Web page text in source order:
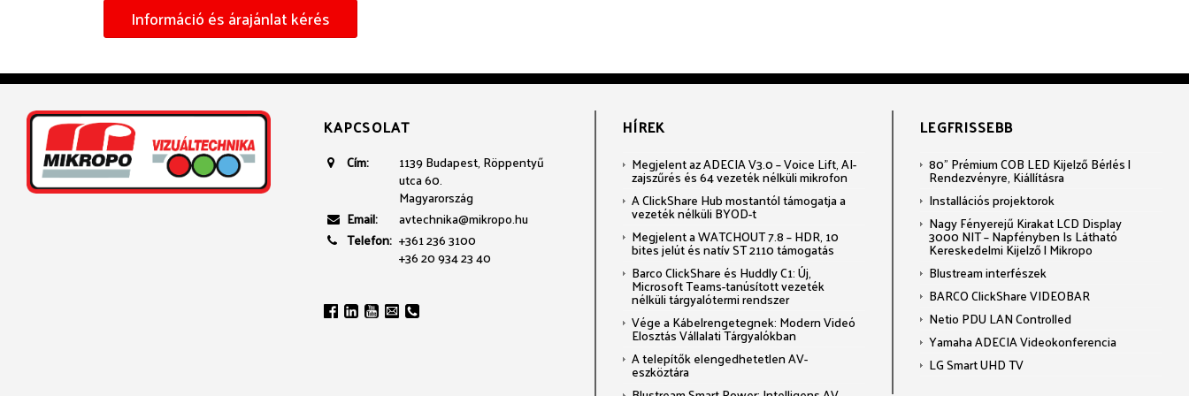
Információ és árajánlat kérés
KAPCSOLAT
Cím:
1139 Budapest, Röppentyű
utca 60.
Magyarország
Email:
avtechnika@mikropo.hu
Telefon: +361 236 3100
+36 20 934 23 40
HÍREK
Megjelent az ADECIA V3.0 – Voice Lift, AI-
zajszűrés és 64 vezeték nélküli mikrofon
A ClickShare Hub mostantól támogatja a
vezeték nélküli BYOD-t
Megjelent a WATCHOUT 7.8 – HDR, 10
bites jelút és natív ST 2110 támogatás
Barco ClickShare és Huddly C1: Új,
Microsoft Teams-tanúsított vezeték
nélküli tárgyalótermi rendszer
Vége a Kábelrengetegnek: Modern Videó
Elosztás Vállalati Tárgyalókban
A telepítők elengedhetetlen AV-
eszköztára
LEGFRISSEBB
80" Prémium COB LED Kijelző Bérlés |
Rendezvényre, Kiállításra
Installációs projektorok
Nagy Fényerejű Kirakat LCD Display
3000 NIT – Napfényben Is Látható
Kereskedelmi Kijelző | Mikropo
Blustream interfészek
BARCO ClickShare VIDEOBAR
Netio PDU LAN Controlled
Yamaha ADECIA Videokonferencia
LG Smart UHD TV